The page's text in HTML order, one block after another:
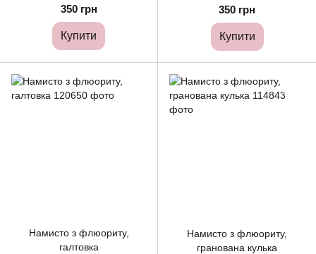
350 грн
Купити
350 грн
Купити
Намисто з флюориту,
галтовка
Намисто з флюориту,
гранована кулька